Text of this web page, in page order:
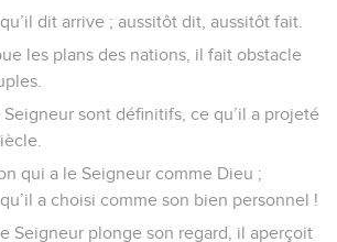
beaucoup d’ennuis, mais le
bonté celui qui lui fait confiance.
votre joie, vous les fidèles ;
votre joie, vous les hommes au cœur
– Bibli’O, 1997, avec autorisation. Pour vous procurer
rendez-vous sur www.editionsbiblio.fr